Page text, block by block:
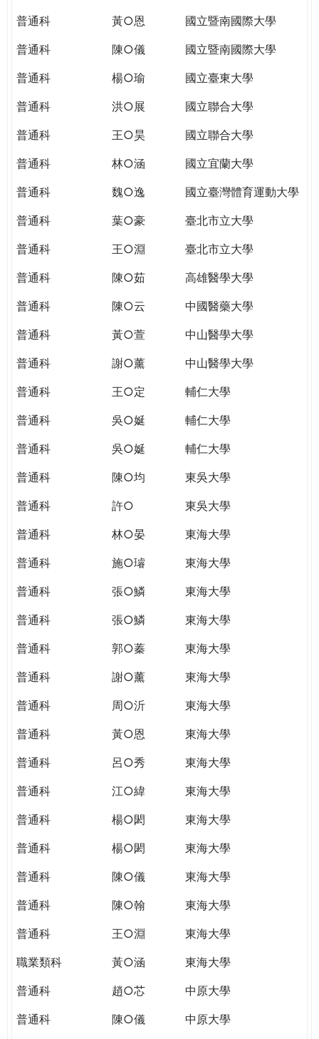
普通科
黃○恩
國立暨南國際大學
普通科
陳○儀
國立暨南國際大學
普通科
楊○瑜
國立臺東大學
普通科
洪○展
國立聯合大學
普通科
王○昊
國立聯合大學
普通科
林○涵
國立宜蘭大學
普通科
魏○逸
國立臺灣體育運動大學
普通科
葉○豪
臺北市立大學
普通科
王○淵
臺北市立大學
普通科
陳○茹
高雄醫學大學
普通科
陳○云
中國醫藥大學
普通科
黃○萱
中山醫學大學
普通科
謝○薰
中山醫學大學
普通科
王○定
輔仁大學
普通科
吳○娫
輔仁大學
普通科
吳○娫
輔仁大學
普通科
陳○均
東吳大學
普通科
許○
東吳大學
普通科
林○晏
東海大學
普通科
施○璿
東海大學
普通科
張○鱗
東海大學
普通科
張○鱗
東海大學
普通科
郭○蓁
東海大學
普通科
謝○薰
東海大學
普通科
周○沂
東海大學
普通科
黃○恩
東海大學
普通科
呂○秀
東海大學
普通科
江○緯
東海大學
普通科
楊○閎
東海大學
普通科
楊○閎
東海大學
普通科
陳○儀
東海大學
普通科
陳○翰
東海大學
普通科
王○淵
東海大學
職業類科
黃○涵
東海大學
普通科
趙○芯
中原大學
普通科
陳○儀
中原大學